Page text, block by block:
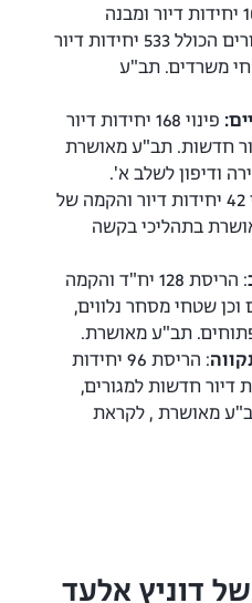
עשרה מבני מגורים עם 107 יחידות דיור ומבנה
מסחרי, והקמת מתחם מגורים הכולל 533 יחידות דיור
משרדים. תב"ע
פינוי 168 יחידות דיור
יחידות דיור חדשות. תב"ע מאושרת
ודיפון לשלב א'.
פינוי 42 יחידות דיור והקמה של
מאושרת בתהליכי בקשה
: הריסת 128 יח"ד והקמה
ב-6 מבנים וכן שטחי מסחר נלווים,
תב"ע מאושרת.
: הריסת 96 יחידות
של 359 יחידות דיור חדשות למגורים,
מאושרת , לקראת
דוניץ אלעד